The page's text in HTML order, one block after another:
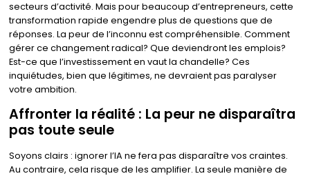
secteurs d’activité. Mais pour beaucoup d’entrepreneurs, cette
transformation rapide engendre plus de questions que de
réponses. La peur de l’inconnu est compréhensible. Comment
gérer ce changement radical? Que deviendront les emplois?
Est-ce que l’investissement en vaut la chandelle? Ces
inquiétudes, bien que légitimes, ne devraient pas paralyser
votre ambition.
Affronter la réalité : La peur ne disparaîtra
pas toute seule
Soyons clairs : ignorer l’IA ne fera pas disparaître vos craintes.
Au contraire, cela risque de les amplifier. La seule manière de